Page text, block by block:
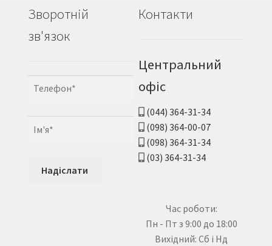
Зворотній
зв'язок
Контакти
Центральний
офіс
(044) 364-31-34
(098) 364-00-07
(098) 364-31-34
(03) 364-31-34
Час роботи:
Пн - Пт з 9:00 до 18:00
Вихідний: Сб і Нд